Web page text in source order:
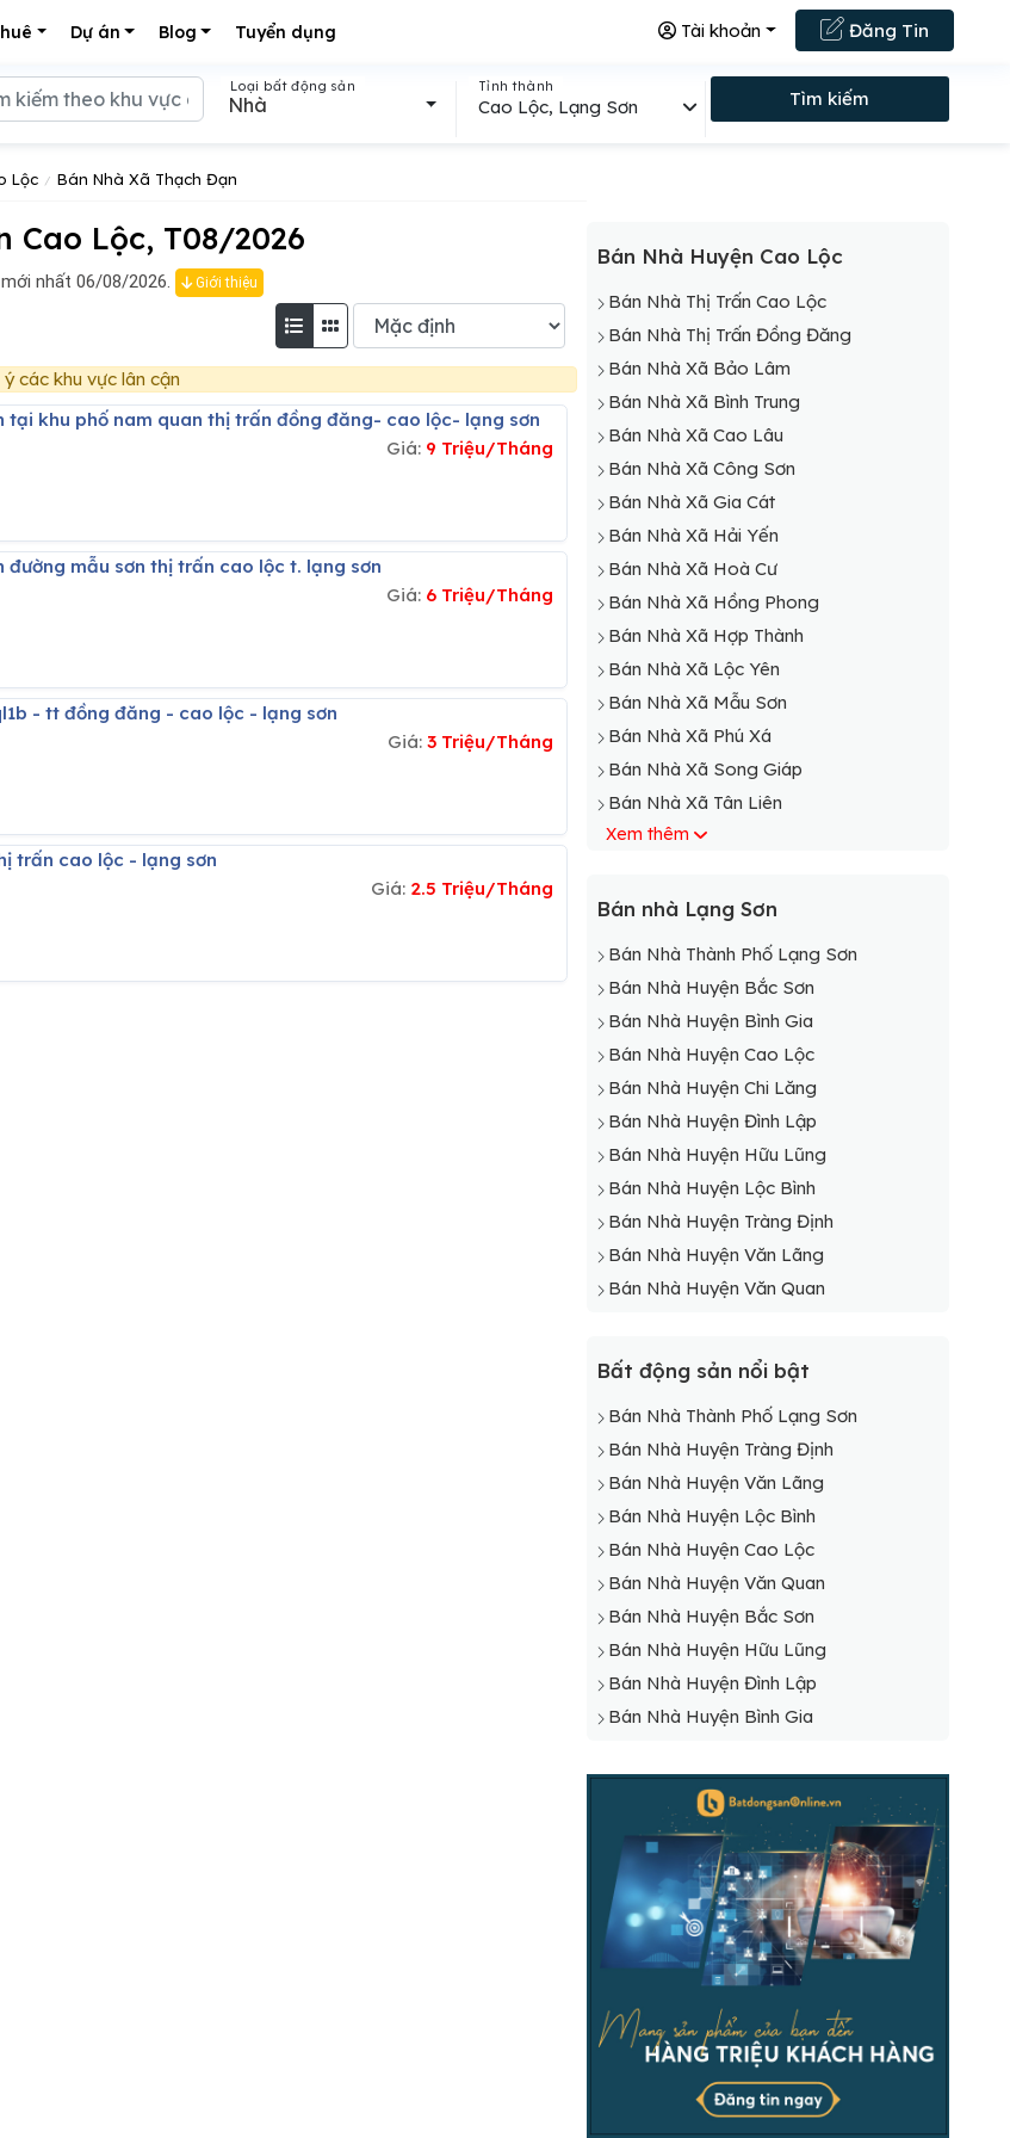
Dự án Blog Tuyển dụng Đăng Tin
Tài khoản
Lộc Bán Nhà Xã Thạch Đạn
Cao Lộc, T08/2026
nhất 06/08/2026. Giới thiệu
các khu vực lân cận
tại khu phố nam quan thị trấn đồng đăng- cao lộc- lạng sơn
Giá: 9 Triệu/Tháng
đường mẫu sơn thị trấn cao lộc t. lạng sơn
Giá: 6 Triệu/Tháng
- tt đồng đăng - cao lộc - lạng sơn
Giá:3 Triệu/Tháng
trấn cao lộc - lạng sơn
Giá: 2.5 Triệu/Tháng
Bán Nhà Huyện Cao Lộc
Bán Nhà Thị Trấn Cao Lộc
Bán Nhà Thị Trấn Đồng Đăng
Bán Nhà Xã Bảo Lâm
Bán Nhà Xã Bình Trung
Bán Nhà Xã Cao Lâu
Bán Nhà Xã Công Sơn
Bán Nhà Xã Gia Cát
Bán Nhà Xã Hải Yến
Bán Nhà Xã Hoà Cư
Bán Nhà Xã Hồng Phong
Bán Nhà Xã Hợp Thành
Bán Nhà Xã Lộc Yên
Bán Nhà Xã Mẫu Sơn
Bán Nhà Xã Phú Xá
Bán Nhà Xã Song Giáp
Bán Nhà Xã Tân Liên
Bán Nhà Xã Tân Thành
Bán Nhà Xã Thanh Loà
Bán Nhà Xã Xuân Long
Bán Nhà Xã Xuất Lễ
Bán Nhà Xã Yên Trạch
Xem thêm
Bán nhà Lạng Sơn
Bán Nhà Thành Phố Lạng Sơn
Bán Nhà Huyện Bắc Sơn
Bán Nhà Huyện Bình Gia
Bán Nhà Huyện Cao Lộc
Bán Nhà Huyện Chi Lăng
Bán Nhà Huyện Đình Lập
Bán Nhà Huyện Hữu Lũng
Bán Nhà Huyện Lộc Bình
Bán Nhà Huyện Tràng Định
Bán Nhà Huyện Văn Lãng
Bán Nhà Huyện Văn Quan
Bất động sản nổi bật
Bán Nhà Thành Phố Lạng Sơn
Bán Nhà Huyện Tràng Định
Bán Nhà Huyện Văn Lãng
Bán Nhà Huyện Lộc Bình
Bán Nhà Huyện Cao Lộc
Bán Nhà Huyện Văn Quan
Bán Nhà Huyện Bắc Sơn
Bán Nhà Huyện Hữu Lũng
Bán Nhà Huyện Đình Lập
Bán Nhà Huyện Bình Gia
Loại bất động sản
Nhà
Tỉnh thành
Cao Lộc, Lạng Sơn Tìm kiếm